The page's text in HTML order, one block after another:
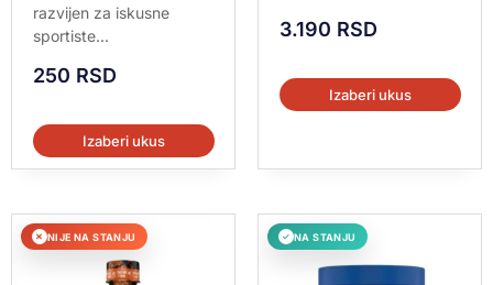
razvijen za iskusne
sportiste...
250 RSD
Izaberi ukus
3.190 RSD
Izaberi ukus
✕ NIJE NA STANJU ✓ NA STANJU